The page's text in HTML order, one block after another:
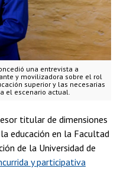
una entrevista a
y movilizadora sobre el rol
superior y las necesarias
el escenario actual.
titular de dimensiones
educación en la Facultad
de la Universidad de
y participativa